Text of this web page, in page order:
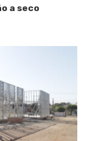
a seco